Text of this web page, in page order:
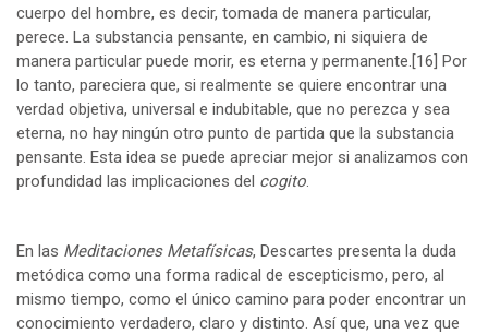
cuerpo del hombre, es decir, tomada de manera particular,
perece. La substancia pensante, en cambio, ni siquiera de
manera particular puede morir, es eterna y permanente.[16] Por
lo tanto, pareciera que, si realmente se quiere encontrar una
verdad objetiva, universal e indubitable, que no perezca y sea
eterna, no hay ningún otro punto de partida que la substancia
pensante. Esta idea se puede apreciar mejor si analizamos con
profundidad las implicaciones del cogito.
En las Meditaciones Metafísicas, Descartes presenta la duda
metódica como una forma radical de escepticismo, pero, al
mismo tiempo, como el único camino para poder encontrar un
conocimiento verdadero, claro y distinto. Así que, una vez que